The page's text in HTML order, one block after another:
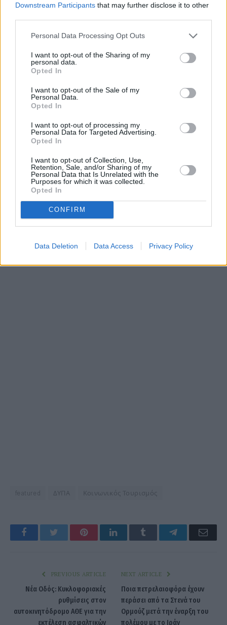
Downstream Participants that may further disclose it to other
Personal Data Processing Opt Outs
I want to opt-out of the Sharing of my
personal data.
Opted In
I want to opt-out of the Sale of my
Personal Data.
Opted In
I want to opt-out of processing my
Personal Data for Targeted Advertising.
Opted In
I want to opt-out of Collection, Use,
Retention, Sale, and/or Sharing of my
Personal Data that Is Unrelated with the
Purposes for which it was collected.
Opted In
CONFIRM
Data Deletion Data Access Privacy Policy
ΔΥΠΑ Κοινωνικός Τουρισμός
Facebook Twitter PinterestLinkedIn Tumblr Telegram
PREVIOUS ARTICLE
Νέα Οδός: Κυκλοφοριακές
ρυθμίσεις στον
αυτοκινητόδρομο ΑΘΕ για την
εκτέλεση ασφαλτικών
NEXT ARTICLE
Ποια πετρελαιοφόρα έχουν
περάσει από τα Στενά του
Ορμούζ μετά την έναρξη του
πολέμου με το Ιράν